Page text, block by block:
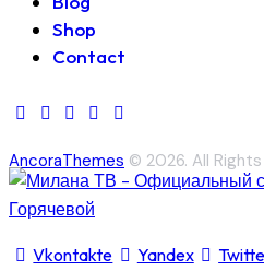
Shop
Contact
AncoraThemes © 2026. All
Vkontakte Yandex